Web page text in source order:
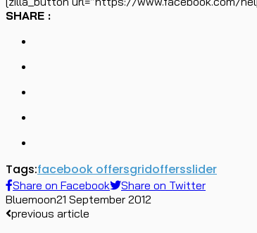
SHARE :
Tags:facebook offersgridoffersslider
Share on Facebook
Share on Twitter
Bluemoon21 September 2012
previous article